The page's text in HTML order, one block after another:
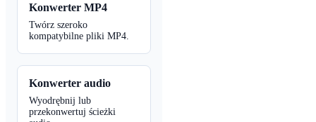
Konwerter MP4
Twórz szeroko
kompatybilne pliki MP4.
Konwerter audio
Wyodrębnij lub
przekonwertuj ścieżki